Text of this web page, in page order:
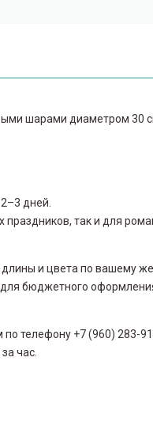
шарами диаметром
дней.
так и для
и цвета по вашему
бюджетного
по телефону +7 (960) 283-
час.